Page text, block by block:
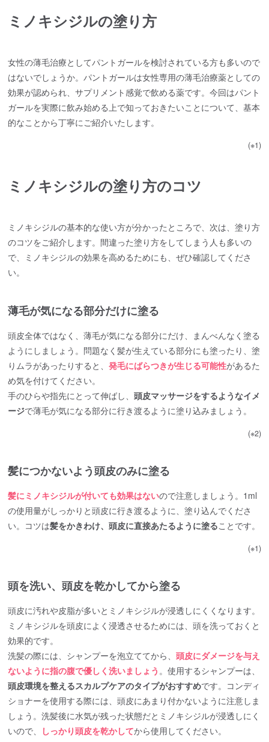
ミノキシジルの塗り方
女性の薄毛治療としてパントガールを検討されている方も多いので
はないでしょうか。パントガールは女性専用の薄毛治療薬としての
効果が認められ、サプリメント感覚で飲める薬です。今回はパント
ガールを実際に飲み始める上で知っておきたいことについて、基本
的なことから丁寧にご紹介いたします。
(※1)
ミノキシジルの塗り方のコツ
ミノキシジルの基本的な使い方が分かったところで、次は、塗り方
のコツをご紹介します。間違った塗り方をしてしまう人も多いの
で、ミノキシジルの効果を高めるためにも、ぜひ確認してくださ
い。
薄毛が気になる部分だけに塗る
頭皮全体ではなく、薄毛が気になる部分にだけ、まんべんなく塗る
ようにしましょう。問題なく髪が生えている部分にも塗ったり、塗
りムラがあったりすると、発毛にばらつきが生じる可能性があるた
め気を付けてください。
手のひらや指先にとって伸ばし、頭皮マッサージをするようなイメ
ージで薄毛が気になる部分に行き渡るように塗り込みましょう。
(※2)
髪につかないよう頭皮のみに塗る
髪にミノキシジルが付いても効果はないので注意しましょう。1ml
の使用量がしっかりと頭皮に行き渡るように、塗り込んでくださ
い。コツは髪をかきわけ、頭皮に直接あたるように塗ることです。
(※1)
頭を洗い、頭皮を乾かしてから塗る
頭皮に汚れや皮脂が多いとミノキシジルが浸透しにくくなります。
ミノキシジルを頭皮によく浸透させるためには、頭を洗っておくと
効果的です。
洗髪の際には、シャンプーを泡立ててから、頭皮にダメージを与え
ないように指の腹で優しく洗いましょう 。使用するシャンプーは、
頭皮環境を整えるスカルプケアのタイプがおすすめです。コンディ
ショナーを使用する際には、頭皮にあまり付かないように注意しま
しょう。洗髪後に水気が残った状態だとミノキシジルが浸透しにく
いので、
しっかり頭皮を乾かしてから使用してください。